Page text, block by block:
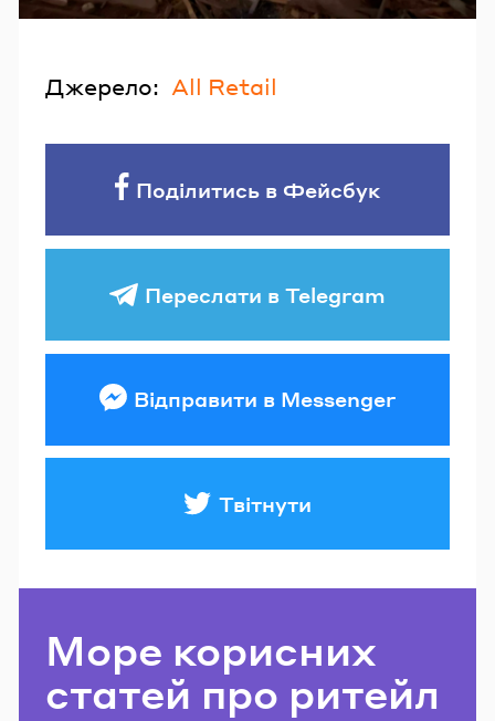
Джерело: All Retail
Поділитись в Фейсбук
Переслати в Telegram
Відправити в Messenger
Твітнути
Море корисних
статей про ритейл